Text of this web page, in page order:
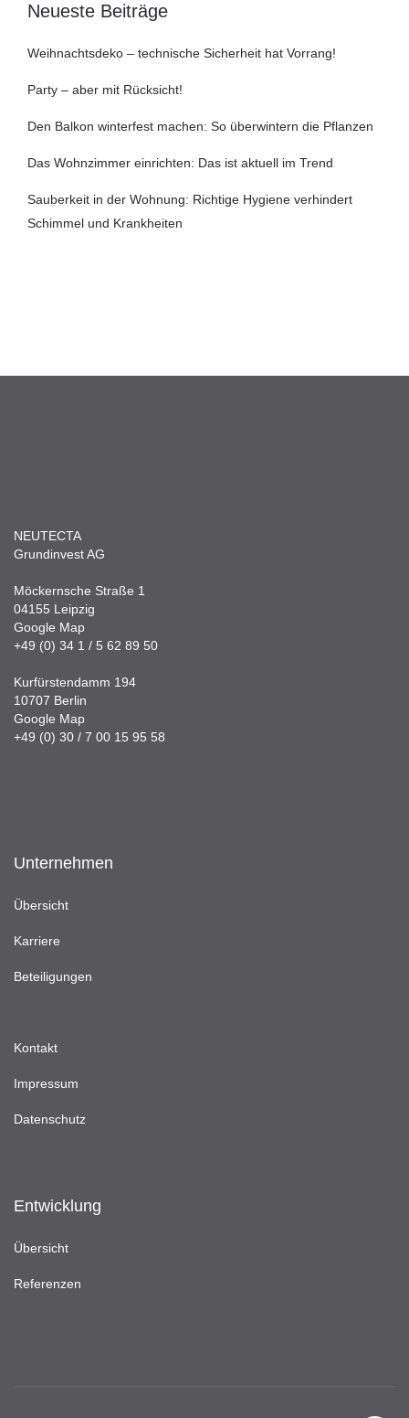
Neueste Beiträge
Weihnachtsdeko – technische Sicherheit hat Vorrang!
Party – aber mit Rücksicht!
Den Balkon winterfest machen: So überwintern die Pflanzen
Das Wohnzimmer einrichten: Das ist aktuell im Trend
Sauberkeit in der Wohnung: Richtige Hygiene verhindert
Schimmel und Krankheiten
NEUTECTA
Grundinvest AG
Möckernsche Straße 1
04155 Leipzig
Google Map
+49 (0) 34 1 / 5 62 89 50
Kurfürstendamm 194
10707 Berlin
Google Map
+49 (0) 30 / 7 00 15 95 58
Unternehmen
Übersicht
Karriere
Beteiligungen
Kontakt
Impressum
Datenschutz
Entwicklung
Übersicht
Referenzen